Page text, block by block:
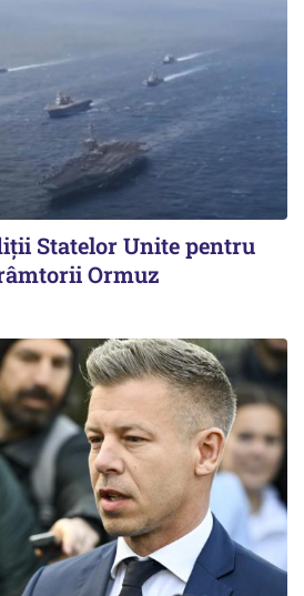
Statelor Unite pentru
Ormuz